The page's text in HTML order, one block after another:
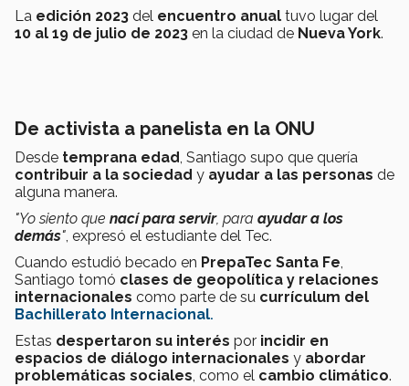
La edición 2023 del encuentro anual tuvo lugar del
10 al 19 de julio de 2023 en la ciudad de Nueva York.
De activista a panelista en la ONU
Desde temprana edad, Santiago supo que quería
contribuir a la sociedad y ayudar a las personas de
alguna manera.
"Yo siento que nací para servir, para ayudar a los
demás", expresó el estudiante del Tec.
Cuando estudió becado en PrepaTec Santa Fe,
Santiago tomó clases de geopolítica y relaciones
internacionales como parte de su currículum del
Bachillerato Internacional.
Estas despertaron su interés por incidir en
espacios de diálogo internacionales y abordar
problemáticas sociales, como el cambio climático.